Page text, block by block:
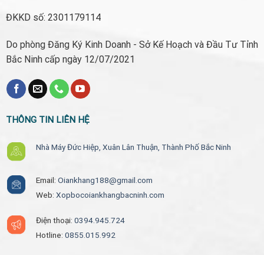
ĐKKD số: 2301179114
Do phòng Đăng Ký Kinh Doanh - Sở Kế Hoạch và Đầu Tư Tỉnh
Bắc Ninh cấp ngày 12/07/2021
THÔNG TIN LIÊN HỆ
Nhà Máy Đức Hiệp, Xuân Lân Thuận, Thành Phố Bắc Ninh
Email: Oiankhang188@gmail.com
Web: Xopbocoiankhangbacninh.com
Điện thoại: 0394.945.724
Hotline: 0855.015.992